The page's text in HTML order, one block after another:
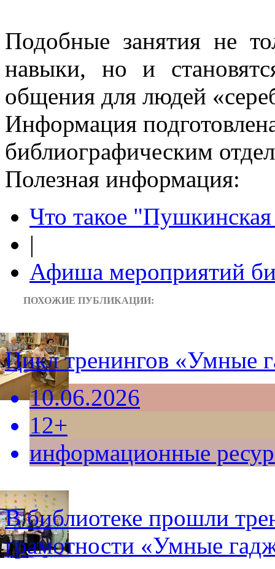
Подобные занятия не
навыки, но и
общения для людей
Информация
библиографическим
Полезная информация:
Что такое "Пушкинская
|
Афиша мероприятий
ПОХОЖИЕ ПУБЛИКАЦИИ:
Цикл тренингов «Умные
10.06.2026
12+
информационные
В библиотеке прошли
грамотности «Умные